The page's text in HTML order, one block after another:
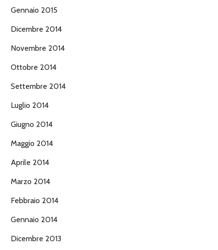
Gennaio 2015
Dicembre 2014
Novembre 2014
Ottobre 2014
Settembre 2014
Luglio 2014
Giugno 2014
Maggio 2014
Aprile 2014
Marzo 2014
Febbraio 2014
Gennaio 2014
Dicembre 2013